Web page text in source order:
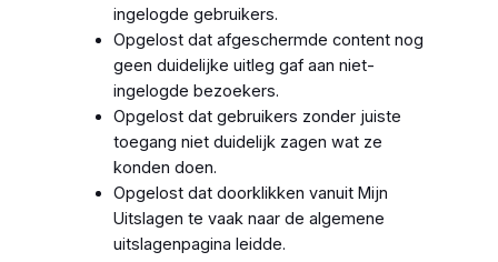
ingelogde gebruikers.
Opgelost dat afgeschermde content nog
geen duidelijke uitleg gaf aan niet-
ingelogde bezoekers.
Opgelost dat gebruikers zonder juiste
toegang niet duidelijk zagen wat ze
konden doen.
Opgelost dat doorklikken vanuit Mijn
Uitslagen te vaak naar de algemene
uitslagenpagina leidde.